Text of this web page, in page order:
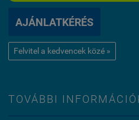
AJÁNLATKÉRÉS
Felvitel a kedvencek közé »
TOVÁBBI